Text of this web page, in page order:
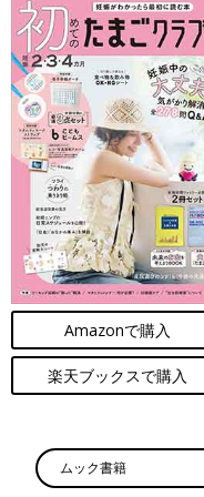
Amazonで購入
楽天ブックスで購入
ムック書籍